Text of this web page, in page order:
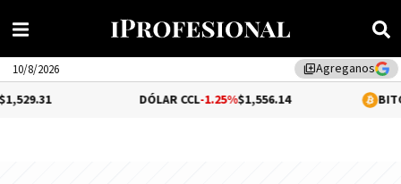
library_addAgreganos
10/8/2026
-1.25%$1,556.14 0.07%